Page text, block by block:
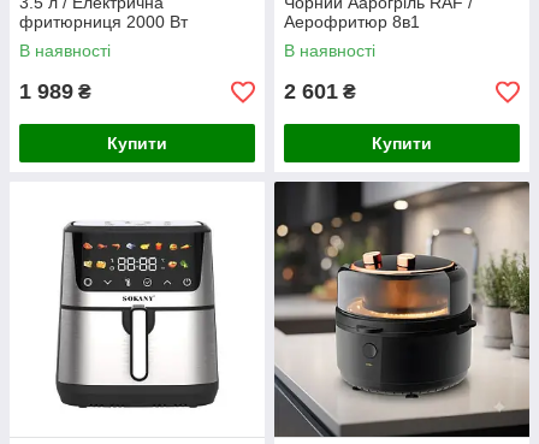
фритюрниця 2000 Вт
В наявності
1 989 ₴
Купити
Аерофритюр 8в1
В наявності
2 601 ₴
Купити